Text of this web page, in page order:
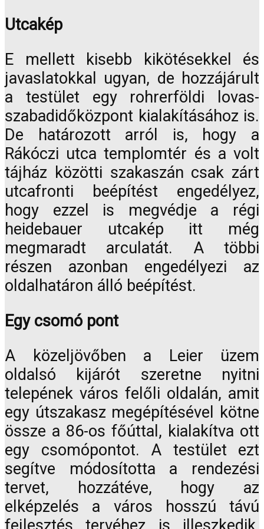
Utcakép
E mellett kisebb kikötésekkel és
javaslatokkal ugyan, de hozzájárult
a testület egy rohrerföldi lovas-
szabadidőközpont kialakításához is.
De határozott arról is, hogy a
Rákóczi utca templomtér és a volt
tájház közötti szakaszán csak zárt
utcafronti beépítést engedélyez,
hogy ezzel is megvédje a régi
heidebauer utcakép itt még
megmaradt arculatát. A többi
részen azonban engedélyezi az
oldalhatáron álló beépítést.
Egy csomó pont
A közeljövőben a Leier üzem
oldalsó kijárót szeretne nyitni
telepének város felőli oldalán, amit
egy útszakasz megépítésével kötne
össze a 86-os főúttal, kialakítva ott
egy csomópontot. A testület ezt
segítve módosította a rendezési
tervet, hozzátéve, hogy az
elképzelés a város hosszú távú